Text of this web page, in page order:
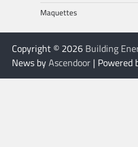
Maquettes
Copyright © 2026 Building
News byAscendoor | Powered